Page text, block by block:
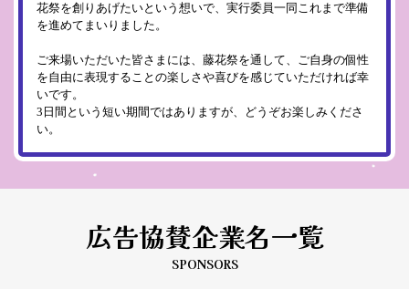
花祭を創りあげたいという想いで、実行委員一同これまで準備
を進めてまいりました。
ご来場いただいた皆さまには、藤花祭を通して、ご自身の個性
を自由に表現することの楽しさや喜びを感じていただければ幸
いです。
3日間という短い期間ではありますが、どうぞお楽しみくださ
い。
広告協賛企業名一覧